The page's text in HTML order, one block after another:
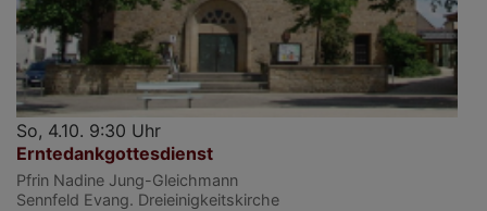
So, 4.10. 9:30 Uhr
Erntedankgottesdienst
Pfrin Nadine Jung-Gleichmann
Sennfeld Evang. Dreieinigkeitskirche